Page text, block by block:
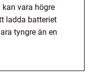
vara högre
ladda batteriet
tyngre än en